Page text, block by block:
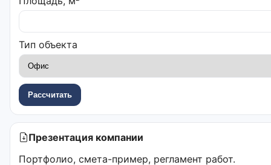
Тип объекта
Рассчитать
Презентация компании
Портфолио, смета-пример, регламент работ.